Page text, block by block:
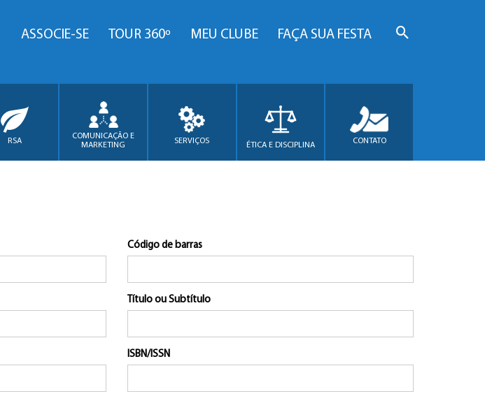
ASSOCIE-SE TOUR 360º MEU CLUBE FAÇA SUA FESTA
RSA
COMUNICAÇÃO E
MARKETING
SERVIÇOS ÉTICA E DISCIPLINA CONTATO
Código de barras
Título ou Subtítulo
ISBN/ISSN